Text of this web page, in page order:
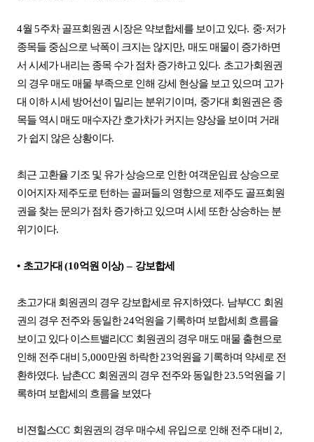
4월 5주차 골프회원권 시장은 약보합세를 보이고 있다. 중·저가
종목들 중심으로 낙폭이 크지는 않지만, 매도 매물이 증가하면
서 시세가 내리는 종목 수가 점차 증가하고 있다. 초고가회원권
의 경우 매도 매물 부족으로 인해 강세 현상을 보고 있으며 고가
대 이하 시세 방어선이 밀리는 분위기이며, 중가대 회원권은 종
목들 역시 매도 매수자간 호가차가 커지는 양상을 보이며 거래
가 쉽지 않은 상황이다.
최근 고환율 기조 및 유가 상승으로 인한 여객운임료 상승으로
이어지자 제주도로 턴하는 골퍼들의 영향으로 제주도 골프회원
권을 찾는 문의가 점차 증가하고 있으며 시세 또한 상승하는 분
위기이다.
• 초고가대 (10억원 이상)– 강보합세
초고가대 회원권의 경우 강보합세로 유지하였다. 남부CC 회원
권의 경우 전주와 동일한24억원을 기록하며 보합세희 흐름을
보이고 있다 이스트밸리 CC 회원권의 경우 매도 매물 출현으로
인해 전주 대비 5,000만원 하락한23억원을 기록하며 약세로 전
환하였다. 남촌CC 회원권의 경우 전주와 동일한23.5억원을 기
록하며 보합세의 흐름을 보였다
비젼힐스CC 회원권의 경우 매수세 유입으로 인해 전주 대비 2,